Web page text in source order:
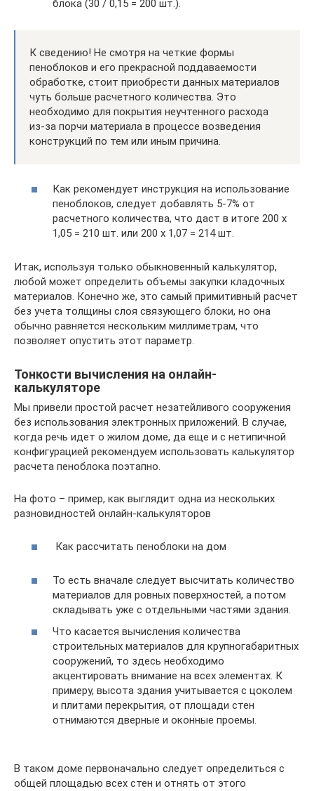
блока (30 / 0,15 = 200 шт.).
К сведению! Не смотря на четкие формы
пеноблоков и его прекрасной поддаваемости
обработке, стоит приобрести данных материалов
чуть больше расчетного количества. Это
необходимо для покрытия неучтенного расхода
из-за порчи материала в процессе возведения
конструкций по тем или иным причина.
Как рекомендует инструкция на использование
пеноблоков, следует добавлять 5-7% от
расчетного количества, что даст в итоге 200 х
1,05 = 210 шт. или 200 х 1,07 = 214 шт.
Итак, используя только обыкновенный калькулятор,
любой может определить объемы закупки кладочных
материалов. Конечно же, это самый примитивный расчет
без учета толщины слоя связующего блоки, но она
обычно равняется нескольким миллиметрам, что
позволяет опустить этот параметр.
Тонкости вычисления на онлайн-
калькуляторе
Мы привели простой расчет незатейливого сооружения
без использования электронных приложений. В случае,
когда речь идет о жилом доме, да еще и с нетипичной
конфигурацией рекомендуем использовать калькулятор
расчета пеноблока поэтапно.
На фото – пример, как выглядит одна из нескольких
разновидностей онлайн-калькуляторов
Как рассчитать пеноблоки на дом
То есть вначале следует высчитать количество
материалов для ровных поверхностей, а потом
складывать уже с отдельными частями здания.
Что касается вычисления количества
строительных материалов для крупногабаритных
сооружений, то здесь необходимо
акцентировать внимание на всех элементах. К
примеру, высота здания учитывается с цоколем
и плитами перекрытия, от площади стен
отнимаются дверные и оконные проемы.
В таком доме первоначально следует определиться с
общей площадью всех стен и отнять от этого